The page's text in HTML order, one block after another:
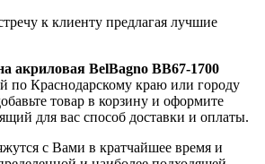
к клиенту предлагая лучшие
акриловая BelBagno BB67-1700
по Краснодарскому краю или городу
товар в корзину и оформите
для вас способ доставки и оплаты.
с Вами в кратчайшее время и